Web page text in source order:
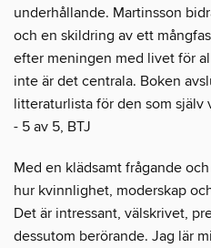
underhållande. Martinsson
och en skildring av ett
efter meningen med livet för
inte är det centrala. Boken
litteraturlista för den som själv
- 5 av 5, BTJ
Med en klädsamt frågande
hur kvinnlighet, moderskap
Det är intressant, välskrivet,
dessutom berörande. Jag lär